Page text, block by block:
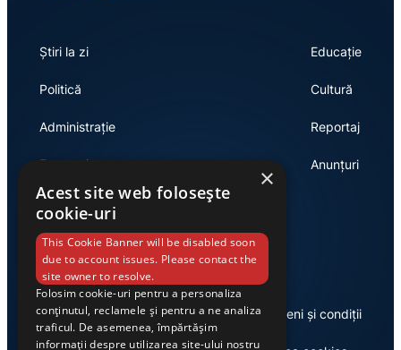
Știri la zi
Politică
Administrație
Economie
Educație
Cultură
Reportaj
Anunțuri
Link-uri utile
Despre noi Termeni și condiții
×
Acest site web folosește
cookie-uri
This Cookie Banner will be disabled soon
due to account issues. Please contact the
site owner to resolve.
Folosim cookie-uri pentru a personaliza
conținutul, reclamele și pentru a ne analiza
traficul. De asemenea, împărtășim
informații despre utilizarea site-ului nostru